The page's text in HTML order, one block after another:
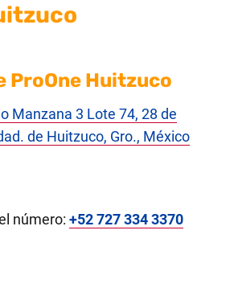
ProOne Huitzuco
Manzana 3 Lote 74, 28 de
de Huitzuco, Gro., México
número: +52 727 334 3370